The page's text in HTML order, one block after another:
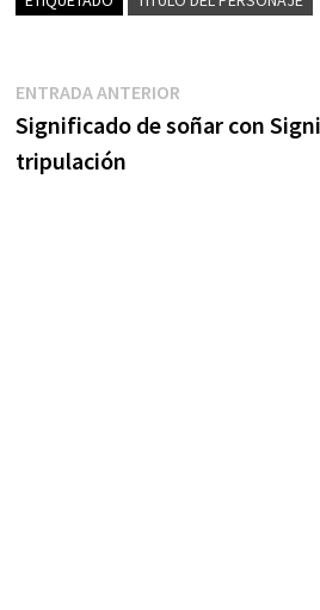
Navegación
de
entradas
ENTRADA ANTERIOREntrada
anterior:
Significado de soñar con
tripulación